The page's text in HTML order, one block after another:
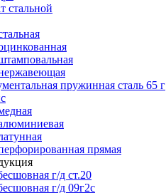
стальной
пружинная сталь 65 г
прямая
г/д ст.20
г/д 09г2с